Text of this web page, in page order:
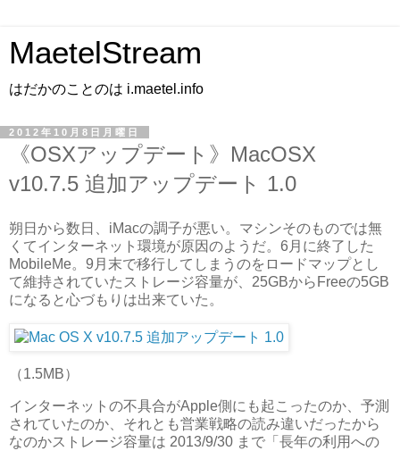
MaetelStream
はだかのことのは i.maetel.info
2012年10月8日月曜日
《OSXアップデート》MacOSX
v10.7.5 追加アップデート 1.0
朔日から数日、iMacの調子が悪い。マシンそのものでは無
くてインターネット環境が原因のようだ。6月に終了した
MobileMe。9月末で移行してしまうのをロードマップとし
て維持されていたストレージ容量が、25GBからFreeの5GB
になると心づもりは出来ていた。
（1.5MB）
インターネットの不具合がApple側にも起こったのか、予測
されていたのか、それとも営業戦略の読み違いだったから
なのかストレージ容量は 2013/9/30 まで「長年の利用への